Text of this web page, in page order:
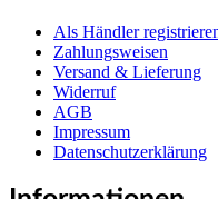
Als Händler
Zahlungsweisen
Versand & Lieferung
Widerruf
AGB
Impressum
Datenschutzerklärung